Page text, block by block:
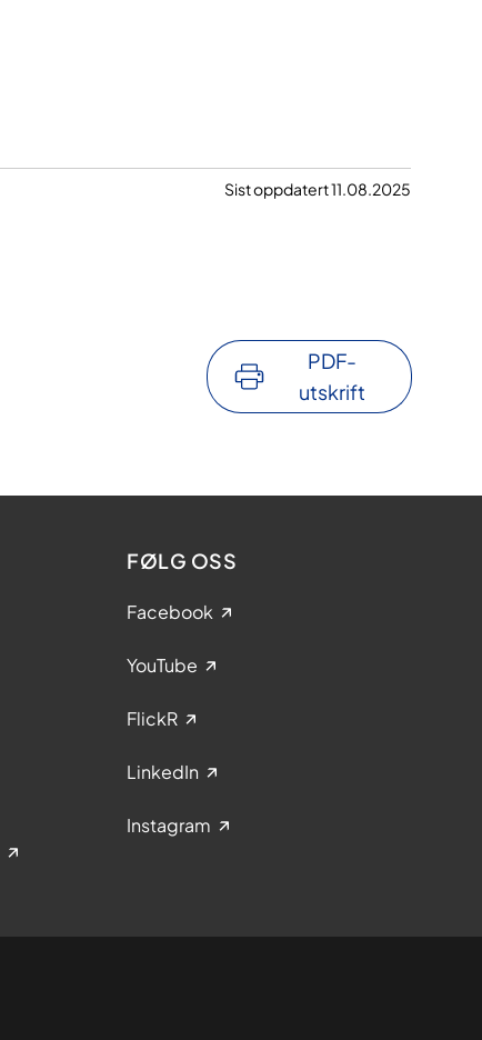
Sist oppdatert 11.08.2025
PDF-
utskrift
FØLG OSS
Facebook
YouTube
FlickR
LinkedIn
Instagram